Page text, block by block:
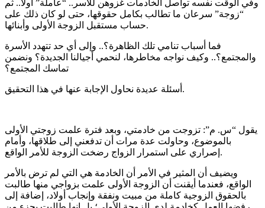
وفي الوقت نفسه تواصل الخادمات غزوهن للأسر.. “عاملة” أولا.. ثم
“زوجة” سرعان ما تطالب بكامل حقوقها، حتى لو كان ذلك على
حساب مستقبل الزوجة الأولى وأبنائها.
فما أسباب تنامي تلك الظاهرة؟.. وإلى أي حد تتهدد الأسرة
والمجتمع؟.. وكيف نواجه مخاطرها، لنحمي أجيالنا الجديدة؟ ونضمن
تماسك المجتمع؟
أسئلة عديدة نحاول الإجابة عنها في هذا التحقيق.
يقول “س. م”: تزوجت من خادمتي، وبعد فترة علمت زوجتي الأولى
بالموضوع، وحاولت عدة مرات أن تدفعني إلى طلاقها، وأمام
إصراري على استمرار الزواج رضخت الزوجة للأمر الواقع.
ويضيف أن المثير في الأمر أن الخادمة هي التي لم ترض بالأمر
الواقع، فعندما أيقنت أن الزوجة الأولى علمت بزواجي منها طالبت
بالحقوق الزوجية كاملة من مبيت ونفقة وإنجاب أولاد، إضافة إلى